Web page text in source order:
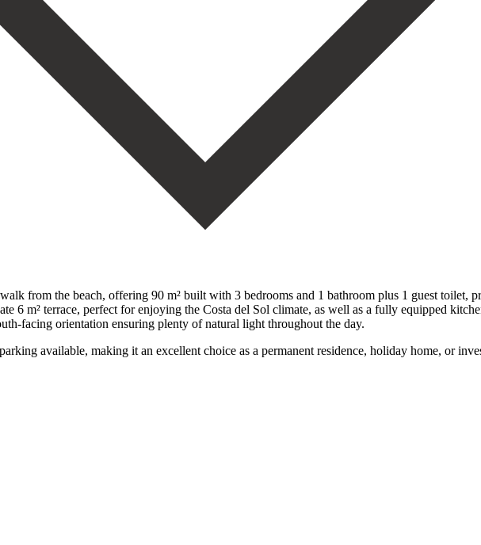
from the beach, offering 90 m² built with 3 bedrooms and 1 bathroom plus 1 guest toilet,
6 m² terrace, perfect for enjoying the Costa del Sol climate, as well as a fully equipped
facing orientation ensuring plenty of natural light ‌throughout ‌the ‌day.
available, ‌making it ‌an excellent ‌choice as a ‌permanent ‌residence, ‌holiday ‌home, ‌or